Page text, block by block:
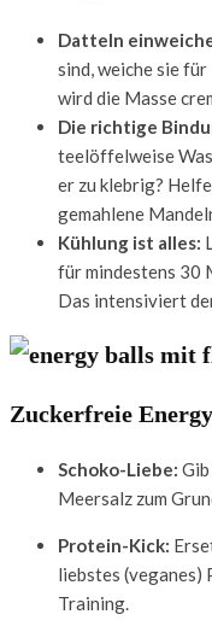
Datteln
sind, weiche sie
wird die Masse
Die richtige
teelöffelweise
er zu klebrig?
gemahlene
Kühlung ist alles:
für mindestens 30
Das intensiviert
Zuckerfreie
Schoko-Liebe:
Meersalz zum
Protein-Kick:
liebstes (veganes)
Training.